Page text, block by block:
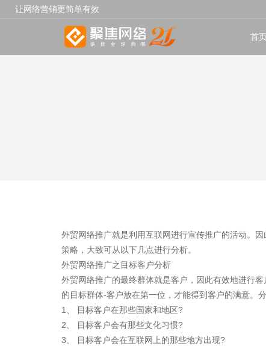
让网络营销更简单有效
首
外贸网络推广就是利用互联网进行宣传推广的活动。
策略，大致可从以下几点进行分析。
外贸网络推广之目标客户分析
外贸网络推广的最终群体就是客户，因此有效地进行
的目标群体-客户放在第一位，才能得到客户的满意。
1、 目标客户在那些国家和地区?
2、 目标客户会有那些文化习惯?
3、 目标客户会在互联网上的那些地方出现?